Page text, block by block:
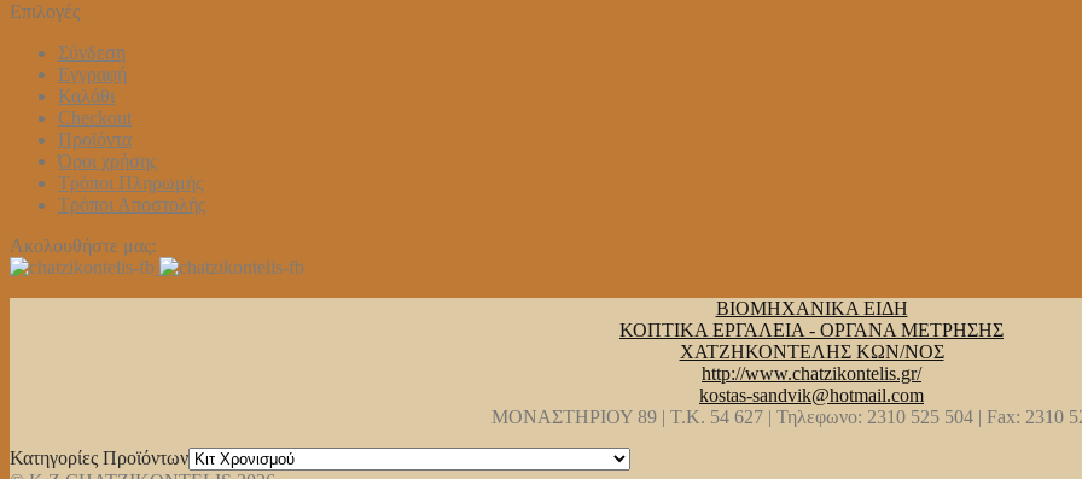
Επιλογές
Σύνδεση
Εγγραφή
Καλάθι
Checkout
Προϊόντα
Όροι χρήσης
Τρόποι Πληρωμής
Τρόποι Αποστολής
Ακολουθήστε μας:
ΒΙΟΜΗΧΑΝΙΚΑ ΕΙΔΗ
ΚΟΠΤΙΚΑ ΕΡΓΑΛΕΙΑ - ΟΡΓΑΝΑ ΜΕΤΡΗΣΗΣ
ΧΑΤΖΗΚΟΝΤΕΛΗΣ ΚΩΝ/ΝΟΣ
http://www.chatzikontelis.gr/
kostas-sandvik@hotmail.com
ΜΟΝΑΣΤΗΡΙΟΥ 89 | Τ.Κ. 54 627 | Τηλεφωνο: 2310 525 504 | Fax: 2310
Κατηγορίες Προϊόντων